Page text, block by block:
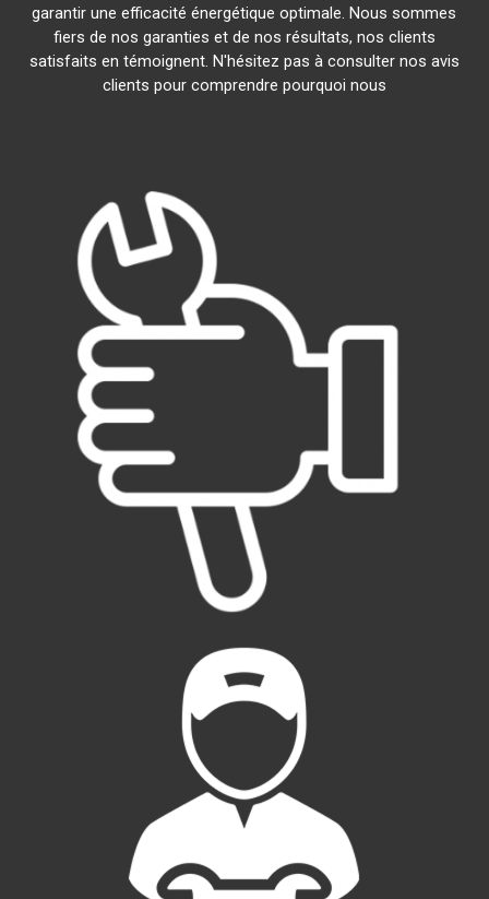
garantir une efficacité énergétique optimale. Nous sommes
fiers de nos garanties et de nos résultats, nos clients
satisfaits en témoignent. N'hésitez pas à consulter nos avis
clients pour comprendre pourquoi nous